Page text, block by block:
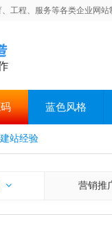
工程、服务等各类企业网站
蓝色风格
建站经验
营销